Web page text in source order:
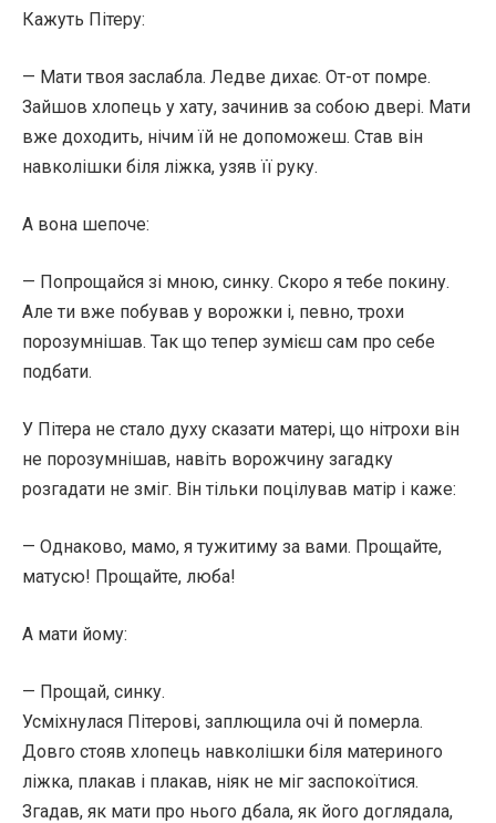
Кажуть Пітеру:
— Мати твоя заслабла. Ледве дихає. От-от помре.
Зайшов хлопець у хату, зачинив за собою двері. Мати
вже доходить, нічим їй не допоможеш. Став він
навколішки біля ліжка, узяв її руку.
А вона шепоче:
— Попрощайся зі мною, синку. Скоро я тебе покину.
Але ти вже побував у ворожки і, певно, трохи
порозумнішав. Так що тепер зумієш сам про себе
подбати.
У Пітера не стало духу сказати матері, що нітрохи він
не порозумнішав, навіть ворожчину загадку
розгадати не зміг. Він тільки поцілував матір і каже:
— Однаково, мамо, я тужитиму за вами. Прощайте,
матусю! Прощайте, люба!
А мати йому:
— Прощай, синку.
Усміхнулася Пітерові, заплющила очі й померла.
Довго стояв хлопець навколішки біля материного
ліжка, плакав і плакав, ніяк не міг заспокоїтися.
Згадав, як мати про нього дбала, як його доглядала,